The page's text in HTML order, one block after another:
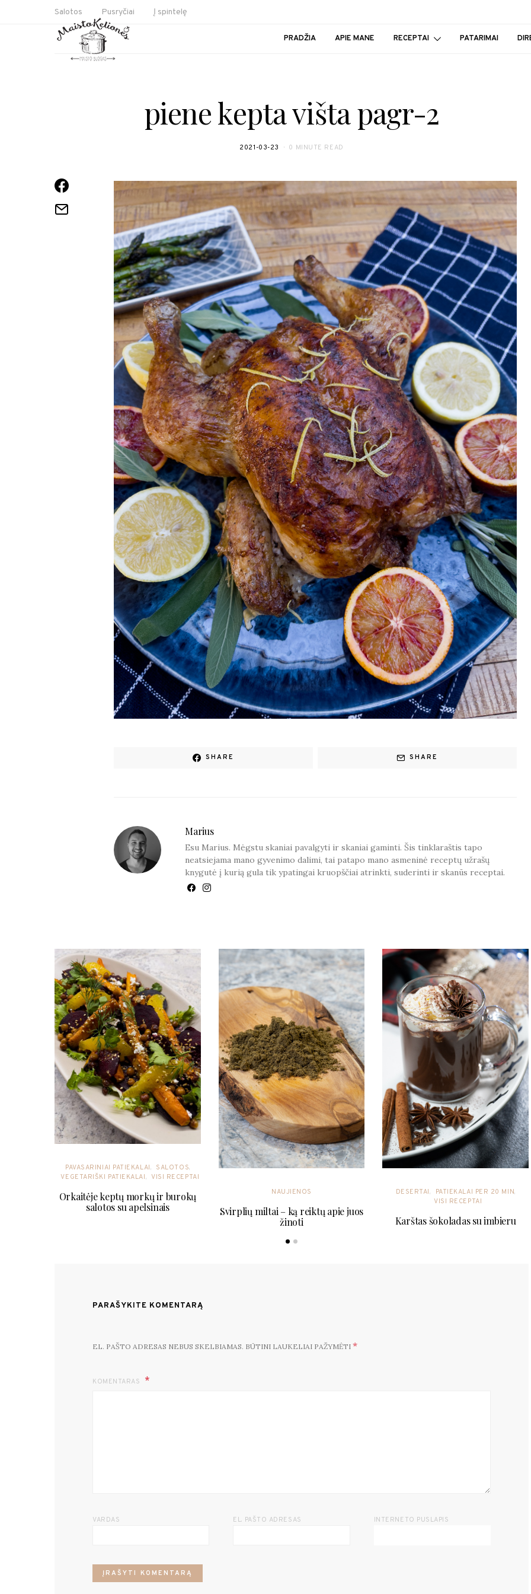
Salotos Pusryčiai Į spintelę
PRADŽIA APIE MANE RECEPTAI PATARIMAI
piene kepta višta pagr-2
2021-03-23 0 MINUTE READ
SHARE SHARE
Marius
Esu Marius. Mėgstu skaniai pavalgyti ir skaniai gaminti. Šis tinklaraštis tapo
neatsiejama mano gyvenimo dalimi, tai patapo mano asmeninė receptų užrašų
knygutė į kurią gula tik ypatingai kruopščiai atrinkti, suderinti ir skanūs receptai.
PAVASARINIAI PATIEKALAI
SALOTOS
VEGETARIŠKI PATIEKALAI
VISI RECEPTAI
Orkaitėje keptų morkų ir burokų
salotos su apelsinais
NAUJIENOS
Svirplių miltai – ką reiktų apie juos
žinoti
DESERTAI
PATIEKALAI PER 20 MIN
VISI RECEPTAI
Karštas šokoladas su imbieru
PARAŠYKITE KOMENTARĄ
EL. PAŠTO ADRESAS NEBUS SKELBIAMAS. BŪTINI LAUKELIAI PAŽYMĖTI *
KOMENTARAS
VARDAS EL. PAŠTO ADRESAS INTERNETO PUSLAPIS